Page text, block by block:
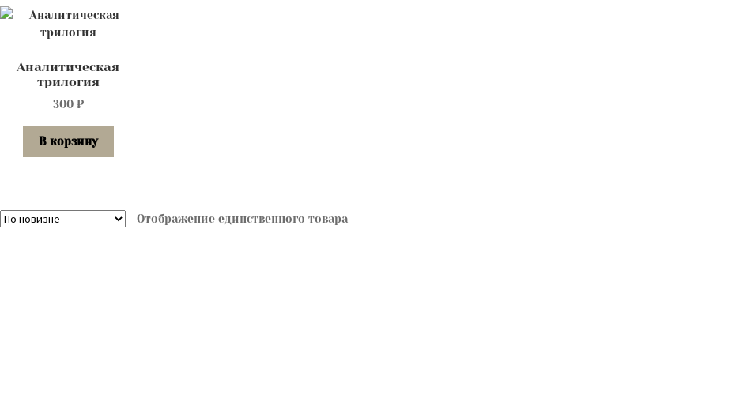
Аналитическая
трилогия
300 ₽
В корзину
Отображение единственного товара